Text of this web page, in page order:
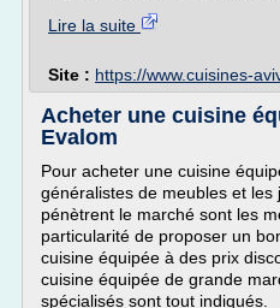
Lire la suite
Site : https://www.cuisines-
Acheter une cuisine
Evalom
Pour acheter une cuisine
généralistes de meubles et les
pénètrent le marché sont les
particularité de proposer un
cuisine équipée à des prix
cuisine équipée de grande
spécialisés sont tout indiqués.